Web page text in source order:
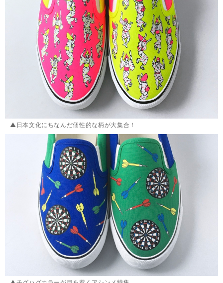
▲日本文化にちなんだ個性的な柄が大集合！